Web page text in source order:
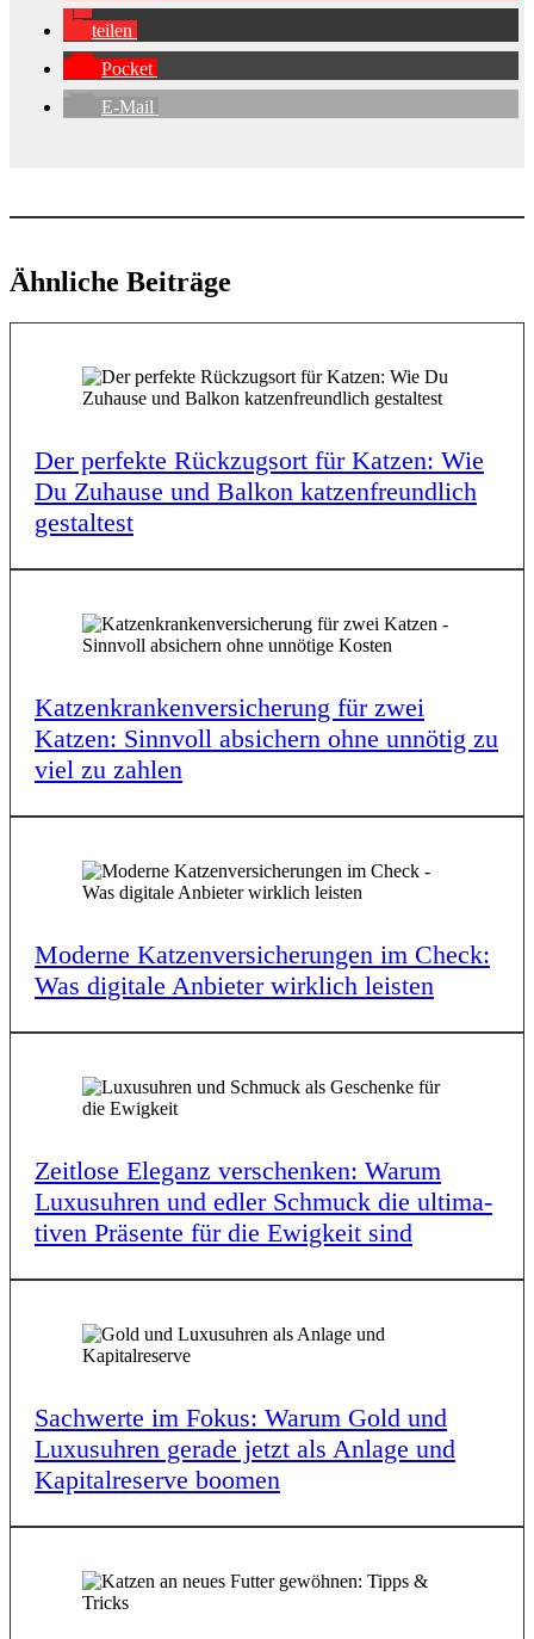
teilen
Pocket
E-Mail
Ähnliche Beiträge
Der perfek­te Rück­zugs­ort für Katzen: Wie
Du Zuhau­se und Balkon katzen­freund­lich
gestal­test
Katzen­kran­ken­ver­si­che­rung für zwei
Katzen: Sinn­voll absi­chern ohne unnö­tig zu
viel zu zahlen
Moder­ne Katzen­ver­si­che­run­gen im Check:
Was digi­ta­le Anbie­ter wirk­lich leis­ten
Zeit­lo­se Eleganz verschen­ken: Warum
Luxus­uh­ren und edler Schmuck die ulti­ma­
ti­ven Präsen­te für die Ewig­keit sind
Sach­wer­te im Fokus: Warum Gold und
Luxus­uh­ren gera­de jetzt als Anla­ge und
Kapi­tal­re­ser­ve boomen